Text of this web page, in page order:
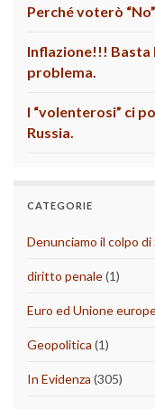
Perché voterò
Inflazione!!! Basta
problema.
I “volenterosi” ci
Russia.
CATEGORIE
Denunciamo il colpo
diritto penale(1)
Euro ed Unione
Geopolitica (1)
In Evidenza (305)